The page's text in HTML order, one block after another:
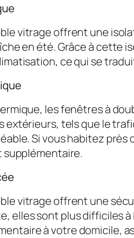
vitrage offrent une
en été. Grâce à cette
ce qui se
les fenêtres à
extérieurs, tels que le
Si vous habitez
supplémentaire.
vitrage offrent une
elles sont plus difficiles
à votre domicile,